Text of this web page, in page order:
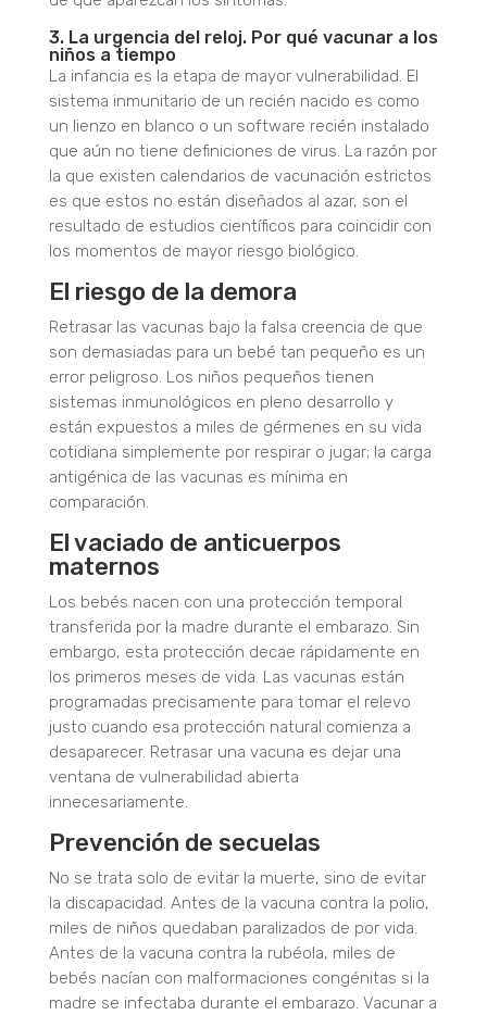
3. La urgencia del reloj. Por qué vacunar a los
niños a tiempo
La infancia es la etapa de mayor vulnerabilidad. El
sistema inmunitario de un recién nacido es como
un lienzo en blanco o un software recién instalado
que aún no tiene definiciones de virus. La razón por
la que existen calendarios de vacunación estrictos
es que estos no están diseñados al azar, son el
resultado de estudios científicos para coincidir con
los momentos de mayor riesgo biológico.
El riesgo de la demora
Retrasar las vacunas bajo la falsa creencia de que
son demasiadas para un bebé tan pequeño es un
error peligroso. Los niños pequeños tienen
sistemas inmunológicos en pleno desarrollo y
están expuestos a miles de gérmenes en su vida
cotidiana simplemente por respirar o jugar; la carga
antigénica de las vacunas es mínima en
comparación.
El vaciado de anticuerpos
maternos
Los bebés nacen con una protección temporal
transferida por la madre durante el embarazo. Sin
embargo, esta protección decae rápidamente en
los primeros meses de vida. Las vacunas están
programadas precisamente para tomar el relevo
justo cuando esa protección natural comienza a
desaparecer. Retrasar una vacuna es dejar una
ventana de vulnerabilidad abierta
innecesariamente.
Prevención de secuelas
No se trata solo de evitar la muerte, sino de evitar
la discapacidad. Antes de la vacuna contra la polio,
miles de niños quedaban paralizados de por vida.
Antes de la vacuna contra la rubéola, miles de
bebés nacían con malformaciones congénitas si la
madre se infectaba durante el embarazo. Vacunar a